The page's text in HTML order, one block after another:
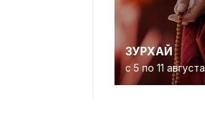
ЗУРХАЙ
с 5 по 11 августа